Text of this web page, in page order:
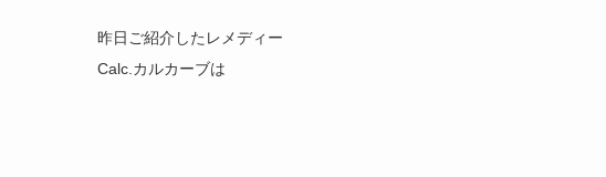
昨日ご紹介したレメディー
Calc.カルカーブは